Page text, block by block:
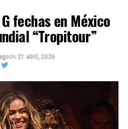
fechas en México
“Tropitour”
on 21 abril, 2026